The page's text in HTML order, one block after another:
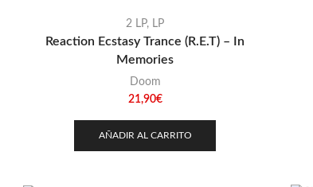
2 LP, LP
Reaction Ecstasy Trance (R.E.T) – In
Memories
Doom
21,90€
AÑADIR AL CARRITO